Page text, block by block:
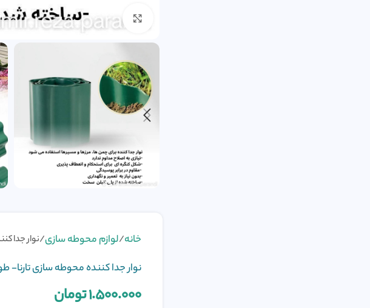
بزرگنمایی تصویر
خانه لوازم محوطه سازی نوار جدا
نوار جدا کننده محوطه سازی تارنا- طول ۹
۱.۵۰۰.۰۰۰تومان